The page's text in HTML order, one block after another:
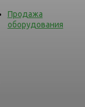
Продажа
оборудования